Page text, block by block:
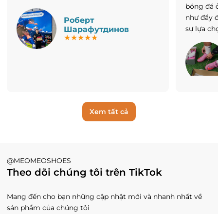
Роберт
Шарафутдинов
bóng đá
như đầy
sự lựa
Xem tất cả
@MEOMEOSHOES
Theo dõi chúng tôi trên TikTok
Mang đến cho bạn những cập nhật mới và nhanh nhất về
sản phẩm của chúng tôi